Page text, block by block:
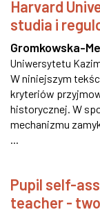
Harvard
studia i
Gromkowska-
Uniwersytetu
W niniejszym
kryteriów
historycznej. W
mechanizmu
...
Pupil self-
teacher -